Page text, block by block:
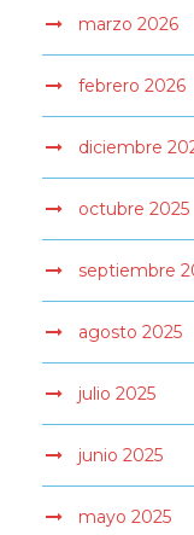
marzo 2026
febrero 2026
diciembre
octubre 2025
septiembre
agosto 2025
julio 2025
junio 2025
mayo 2025